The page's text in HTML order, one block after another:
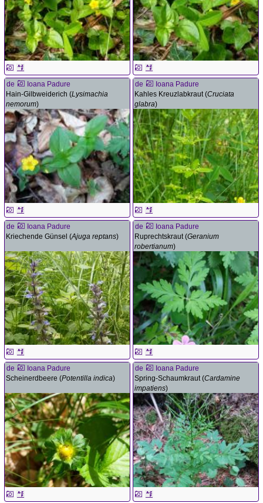
de
Ioana Padure
Hain-Gilbweiderich (Lysimachia
nemorum)
de
Ioana Padure
Kahles Kreuzlabkraut (Cruciata
glabra)
de
Ioana Padure
Kriechende Günsel (Ajuga reptans)
de
Ioana Padure
Ruprechtskraut (Geranium
robertianum)
de
Ioana Padure
Scheinerdbeere (Potentilla indica)
de
Ioana Padure
Spring-Schaumkraut (Cardamine
impatiens)